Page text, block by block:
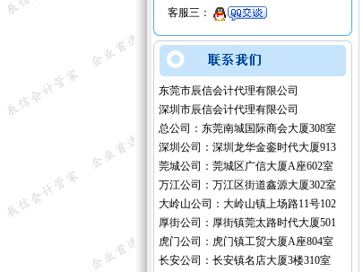
客服三：
东莞市辰信会计代理有限公司
深圳市辰信会计代理有限公司
总公司：东莞南城国际商会大厦308室
深圳公司：深圳龙华金銮时代大厦913
莞城公司：莞城区广信大厦A座602室
万江公司：万江区街道鑫源大厦302室
大岭山公司：大岭山镇上场路11号102
厚街公司：厚街镇莞太路时代大厦501
虎门公司：虎门镇工贸大厦A座804室
长安公司：长安镇名店大厦3楼310室